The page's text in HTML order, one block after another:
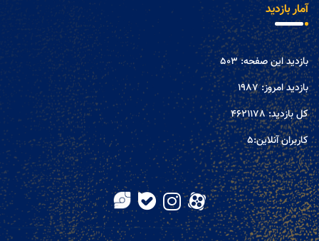
آمار بازدید
بازدید این صفحه:503
بازدید امروز:1987
کل بازدید:4621178
کاربران آنلاین:5